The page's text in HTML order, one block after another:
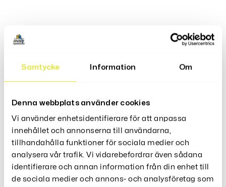
Samtycke Information Om
Denna webbplats använder cookies
Vi använder enhetsidentifierare för att anpassa
innehållet och annonserna till användarna,
tillhandahålla funktioner för sociala medier och
analysera vår trafik. Vi vidarebefordrar även sådana
identifierare och annan information från din enhet till
de sociala medier och annons- och analysföretag som
Produktbeskrivning
Recensioner (0)
Relaterade Produkter